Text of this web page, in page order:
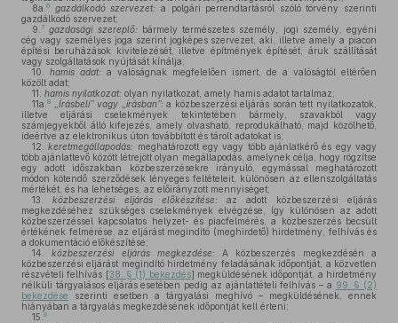
8a. 6 gazdálkodó szervezet: a polgári perrendtartásról szóló törvény szerinti
gazdálkodó szervezet;
9. 7 gazdasági szereplő: bármely természetes személy, jogi személy, egyéni
cég vagy személyes joga szerint jogképes szervezet, aki, illetve amely a piacon
építési beruházások kivitelezését, illetve építmények építését, áruk szállítását
vagy szolgáltatások nyújtását kínálja;
10.
hamis adat: a valóságnak megfelelően ismert, de a valóságtól eltérően
közölt adat;
11. hamis nyilatkozat: olyan nyilatkozat, amely hamis adatot tartalmaz;
11a. 8 „Írásbeli” vagy „írásban”: a közbeszerzési eljárás során tett nyilatkozatok,
illetve eljárási cselekmények tekintetében bármely, szavakból vagy
számjegyekből álló kifejezés, amely olvasható, reprodukálható, majd közölhető,
ideértve az elektronikus úton továbbított és tárolt adatokat is;
12.
keretmegállapodás: meghatározott egy vagy több ajánlatkérő és egy vagy
több ajánlattevő között létrejött olyan megállapodás, amelynek célja, hogy rögzítse
egy adott időszakban közbeszerzésekre irányuló, egymással meghatározott
módon kötendő szerződések lényeges feltételeit, különösen az ellenszolgáltatás
mértékét, és ha lehetséges, az előirányzott mennyiséget;
13.
közbeszerzési eljárás előkészítése: az adott közbeszerzési eljárás
megkezdéséhez szükséges cselekmények elvégzése, így különösen az adott
közbeszerzéssel kapcsolatos helyzet- és piacfelmérés, a közbeszerzés becsült
értékének felmérése, az eljárást megindító (meghirdető) hirdetmény, felhívás és
a dokumentáció előkészítése;
14.
közbeszerzési eljárás megkezdése: A közbeszerzés megkezdésén a
közbeszerzési eljárást megindító hirdetmény feladásának időpontját, a közvetlen
részvételi felhívás [38. § (1) bekezdés] megküldésének időpontját, a hirdetmény
nélküli tárgyalásos eljárás esetében pedig az ajánlattételi felhívás – a 99. § (2)
bekezdése szerinti esetben a tárgyalási meghívó – megküldésének, ennek
hiányában a tárgyalás megkezdésének időpontját kell érteni;
15. 9